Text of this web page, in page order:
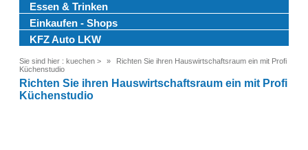
Essen & Trinken
Einkaufen - Shops
KFZ Auto LKW
Sie sind hier : kuechen >
Richten Sie ihren Hauswirtschaftsraum ein mit Profi
Küchenstudio
Richten Sie ihren Hauswirtschaftsraum ein mit Profi
Küchenstudio